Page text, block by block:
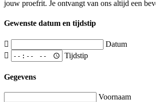
jouw proefrit. Je ontvangt van ons altijd een
Gewenste datum en tijdstip
Datum
Tijdstip
Gegevens
Voornaam